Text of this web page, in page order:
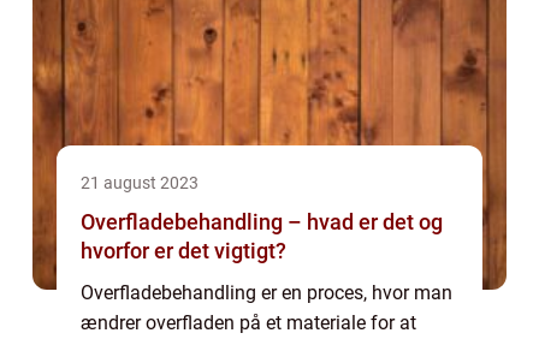
21 august 2023
Overfladebehandling – hvad er det og
hvorfor er det vigtigt?
Overfladebehandling er en proces, hvor man
ændrer overfladen på et materiale for at